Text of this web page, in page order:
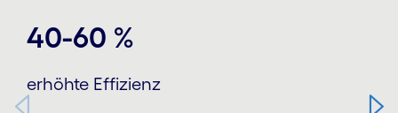
40-60 %
erhöhte Effizienz